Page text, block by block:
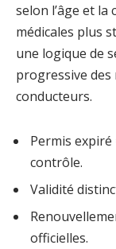
selon l’âge et
médicales plus
une logique de
progressive des
conducteurs.
Permis expiré
contrôle.
Validité
officielles.